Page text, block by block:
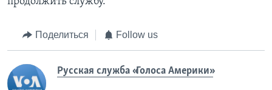
Поделиться Follow us
Русская служба «Голоса Америки»